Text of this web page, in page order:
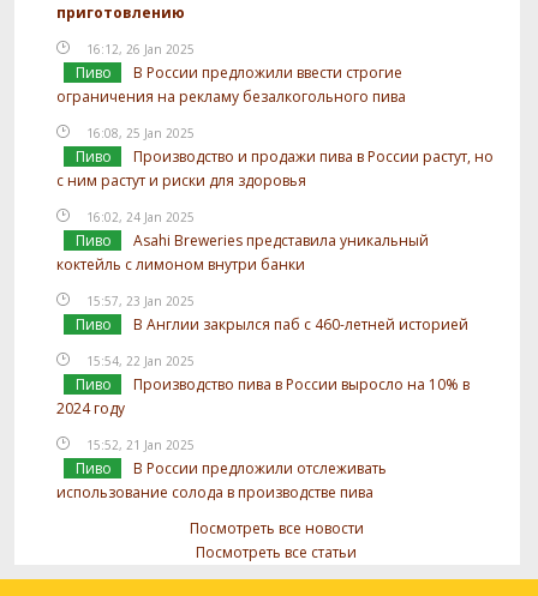
приготовлению
16:12, 26 Jan 2025
Пиво
В России предложили ввести строгие
ограничения на рекламу безалкогольного пива
16:08, 25 Jan 2025
Пиво
Производство и продажи пива в России растут, но
с ним растут и риски для здоровья
16:02, 24 Jan 2025
Пиво
Asahi Breweries представила уникальный
коктейль с лимоном внутри банки
15:57, 23 Jan 2025
Пиво В Англии закрылся паб с 460-летней историей
15:54, 22 Jan 2025
Пиво
Производство пива в России выросло на 10% в
2024 году
15:52, 21 Jan 2025
Пиво
В России предложили отслеживать
использование солода в производстве пива
Посмотреть все новости
Посмотреть все статьи